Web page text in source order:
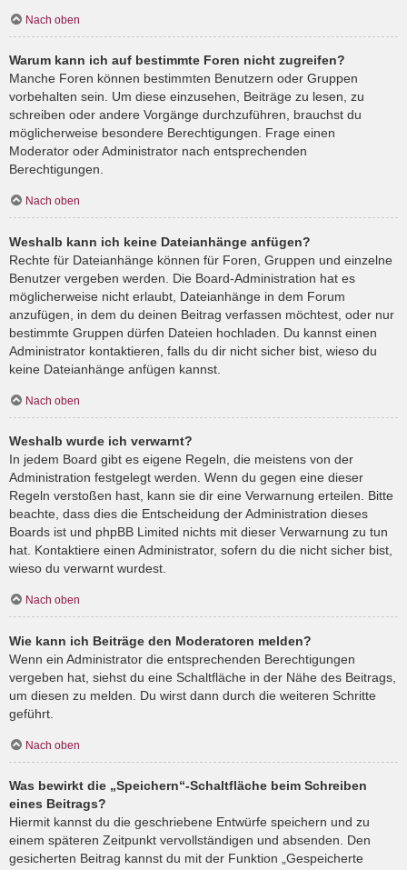
Nach oben
Warum kann ich auf bestimmte Foren nicht zugreifen?
Manche Foren können bestimmten Benutzern oder Gruppen
vorbehalten sein. Um diese einzusehen, Beiträge zu lesen, zu
schreiben oder andere Vorgänge durchzuführen, brauchst du
möglicherweise besondere Berechtigungen. Frage einen
Moderator oder Administrator nach entsprechenden
Berechtigungen.
Nach oben
Weshalb kann ich keine Dateianhänge anfügen?
Rechte für Dateianhänge können für Foren, Gruppen und einzelne
Benutzer vergeben werden. Die Board-Administration hat es
möglicherweise nicht erlaubt, Dateianhänge in dem Forum
anzufügen, in dem du deinen Beitrag verfassen möchtest, oder nur
bestimmte Gruppen dürfen Dateien hochladen. Du kannst einen
Administrator kontaktieren, falls du dir nicht sicher bist, wieso du
keine Dateianhänge anfügen kannst.
Nach oben
Weshalb wurde ich verwarnt?
In jedem Board gibt es eigene Regeln, die meistens von der
Administration festgelegt werden. Wenn du gegen eine dieser
Regeln verstoßen hast, kann sie dir eine Verwarnung erteilen. Bitte
beachte, dass dies die Entscheidung der Administration dieses
Boards ist und phpBB Limited nichts mit dieser Verwarnung zu tun
hat. Kontaktiere einen Administrator, sofern du die nicht sicher bist,
wieso du verwarnt wurdest.
Nach oben
Wie kann ich Beiträge den Moderatoren melden?
Wenn ein Administrator die entsprechenden Berechtigungen
vergeben hat, siehst du eine Schaltfläche in der Nähe des Beitrags,
um diesen zu melden. Du wirst dann durch die weiteren Schritte
geführt.
Nach oben
Was bewirkt die „Speichern“-Schaltfläche beim Schreiben
eines Beitrags?
Hiermit kannst du die geschriebene Entwürfe speichern und zu
einem späteren Zeitpunkt vervollständigen und absenden. Den
gesicherten Beitrag kannst du mit der Funktion „Gespeicherte